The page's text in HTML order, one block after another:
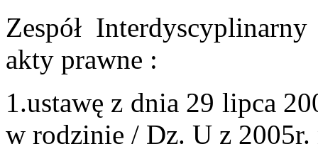
Zespół
akty prawne :
1.ustawę z dnia 29 lipca
w rodzinie / Dz. U z